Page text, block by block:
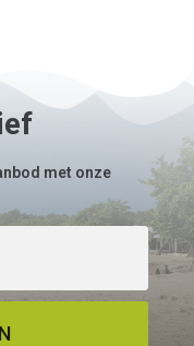
met onze